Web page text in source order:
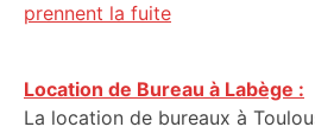
prennent la fuite
Location de Bureau à Labège :
La location de bureaux à